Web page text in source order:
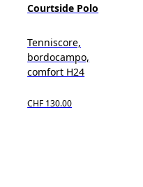
Courtside Polo
Tenniscore,
bordocampo,
comfort H24
CHF 130.00